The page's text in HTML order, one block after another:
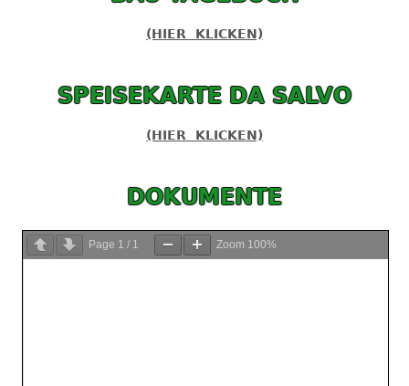
(HIER KLICKEN)
SPEISEKARTE DA SALVO
(HIER KLICKEN)
DOKUMENTE
Page 1 / 1 Zoom 100%